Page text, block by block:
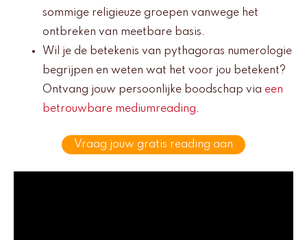
sommige religieuze groepen vanwege het
ontbreken van meetbare basis.
Wil je de betekenis van pythagoras numerologie
begrijpen en weten wat het voor jou betekent?
Ontvang jouw persoonlijke boodschap via een
betrouwbare mediumreading.
Vraag jouw gratis reading aan